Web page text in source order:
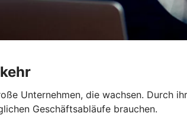
Unternehmen, die wachsen. Durch
Geschäftsabläufe brauchen.